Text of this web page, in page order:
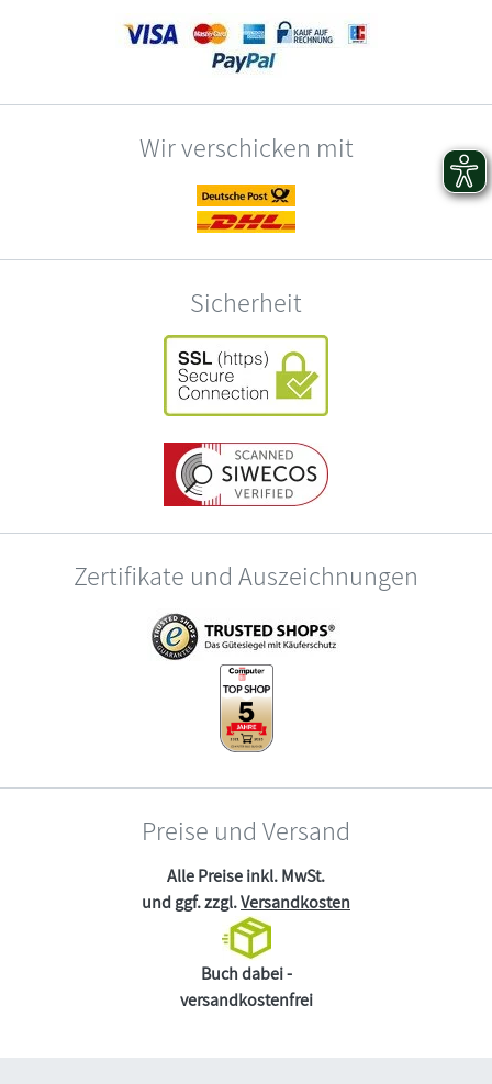
Wir verschicken mit
Sicherheit
Zertifikate und Auszeichnungen
Preise und Versand
Alle Preise inkl. MwSt.
und ggf. zzgl.Versandkosten
Buch dabei -
versandkostenfrei